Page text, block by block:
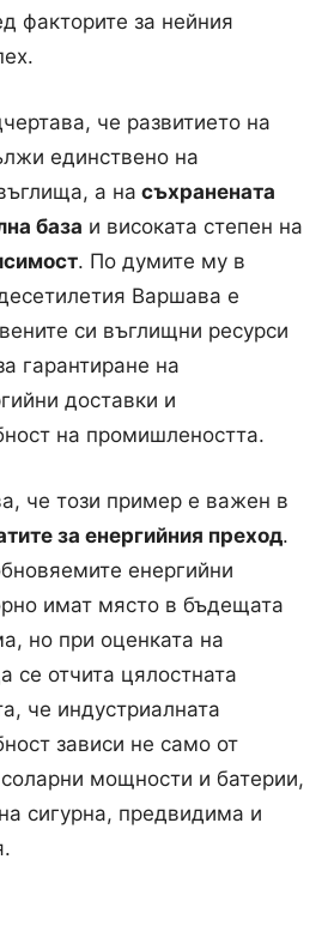
факторите за нейния
че развитието на
единствено на
а на съхранената
база и високата степен на
. По думите му в
Варшава е
си въглищни ресурси
гарантиране на
доставки и
на промишлеността.
че този пример е важен в
за енергийния преход.
енергийни
имат място в бъдещата
но при оценката на
се отчита цялостната
че индустриалната
зависи не само от
мощности и батерии,
сигурна, предвидима и